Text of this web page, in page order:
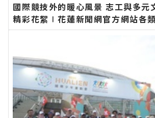
國際競技外的暖心風景 志工與多元
精彩花絮∣花蓮新聞網官方網站各
的今日新聞報導 最新的在地資訊！